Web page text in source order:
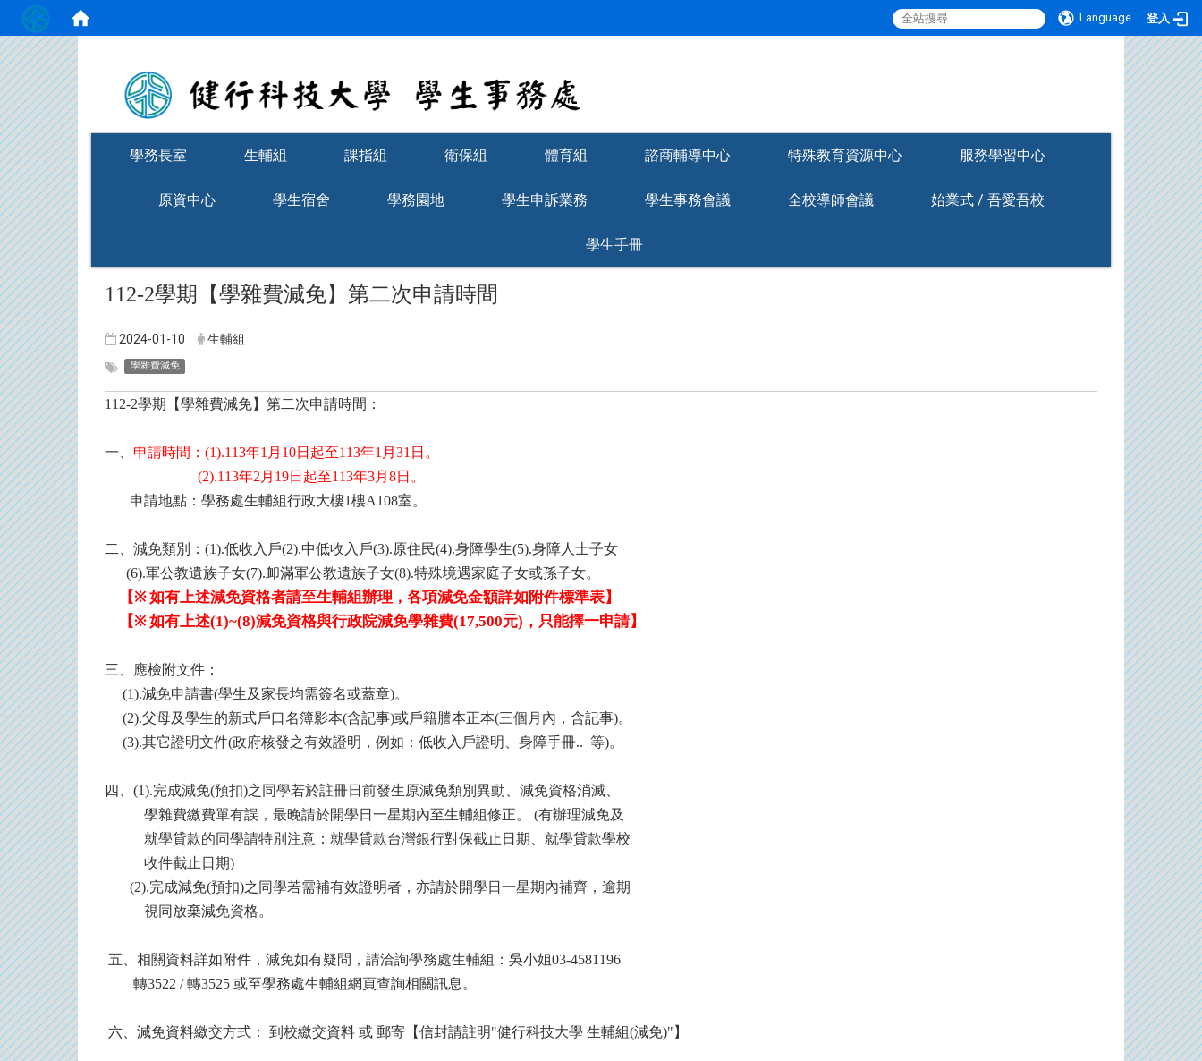
Language 登入
學務長室 生輔組 課指組 衛保組 體育組 諮商輔導中心 特殊教育資源中心 服務學習中心
原資中心 學生宿舍 學務園地 學生申訴業務 學生事務會議 全校導師會議 始業式 / 吾愛吾校
學生手冊
112-2學期【學雜費減免】第二次申請時間
2024-01-10 生輔組
學雜費減免
112-2學期【學雜費減免】第二次申請時間：
一、 申請時間：(1).113年1月10日起至113年1月31日。
(2).113年2月19日 起至113年3月8日。
申請地點：學務處生輔組行政大樓1樓A108室。
二、減免類別：(1).低收入戶(2).中低收入戶(3).原住民(4).身障學生(5).身障人士子女
(6).軍公教遺族子女(7).卹滿軍公教遺族子女(8).特殊境遇家庭子女或孫子女。
【※ 如有上述減免資格者請至生輔組辦理 ， 各項減免金額詳如附件標準表】
【※ 如有上述(1)~(8)減免資格與行政院減免學雜費(17,500元)，只能擇一申請】
三、應檢附文件：
(1).減免申請書(學生及家長均需簽名或蓋章)。
(2).父母及學生的新式戶口名簿影本(含記事)或戶籍謄本正本(三個月內，含記事)。
(3).其它證明文件(政府核發之有效證明，例如：低收入戶證明、身障手冊.. 等)。
四、(1).完成減免(預扣)之同學若於註冊日前發生原減免類別異動、減免資格消滅、
學雜費繳費單有誤，最晚請於開學日一星期內至生輔組修正。 (有辦理減免及
就學貸款的同學請特別注意：就學貸款台灣銀行對保截止日期、就學貸款學校
收件截止日期)
(2).完成減免(預扣)之同學若需補有效證明者，亦請於開學日一星期內補齊，逾期
視同放棄減免資格。
五、相關資料詳如附件，減免如有疑問，請洽詢學務處生輔組：吳小姐03-4581196
轉3522 / 轉3525 或至學務處生輔組網頁查詢相關訊息。
六、減免資料繳交方式： 到校繳交資料 或 郵寄【信封請註明"健行科技大學 生輔組(減免)"】